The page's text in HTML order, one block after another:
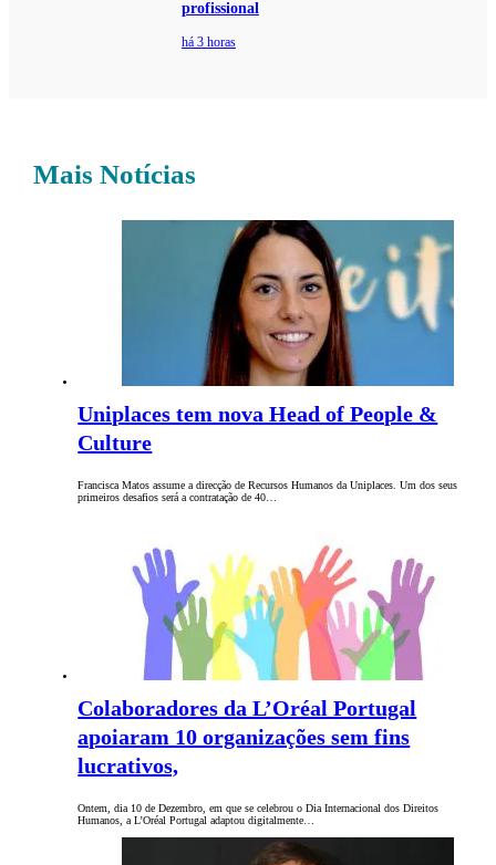
profissional
há 3 horas
Mais Notícias
Uniplaces tem nova Head of People &
Culture
Francisca Matos assume a direcção de Recursos Humanos da Uniplaces. Um dos seus
primeiros desafios será a contratação de 40…
Colaboradores da L’Oréal Portugal
apoiaram 10 organizações sem fins
lucrativos,
Ontem, dia 10 de Dezembro, em que se celebrou o Dia Internacional dos Direitos
Humanos, a L’Oréal Portugal adaptou digitalmente…